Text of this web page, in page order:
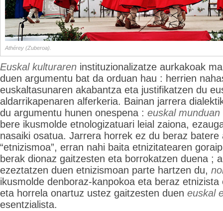
Athérey (Zuberoa).
Euskal kulturaren instituzionalizatze aurkakoak
duen argumentu bat da orduan hau : herrien
euskaltasunaren akabantza eta justifikatzen du
aldarrikapenaren alferkeria. Bainan jarrera
du argumentu hunen onespena : euskal munduan
bere ikusmolde etnologizatuari leial zaiona,
nasaiki osatua. Jarrera horrek ez du beraz batere
“etnizismoa”, erran nahi baita etnizitatearen
berak dionaz gaitzesten eta borrokatzen duena ;
ezeztatzen duen etnizismoan parte hartzen du,
ikusmolde denboraz-kanpokoa eta beraz
eta horrela onartuz ustez gaitzesten duen euskal
esentzialista.